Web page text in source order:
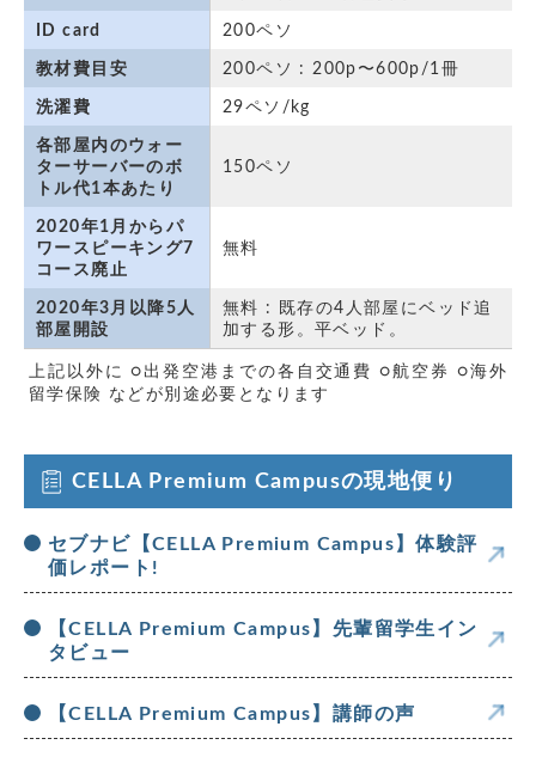
ID card 200ペソ
教材費目安 200ペソ : 200p〜600p/1冊
洗濯費 29ペソ/kg
各部屋内のウォー
ターサーバーのボ
トル代1本あたり
150ペソ
2020年1月からパ
ワースピーキング7
コース廃止
無料
2020年3月以降5人
部屋開設
無料 : 既存の4人部屋にベッド追
加する形。平ベッド。
上記以外に ○出発空港までの各自交通費 ○航空券 ○海外
留学保険 などが別途必要となります
CELLA Premium Campusの現地便り
セブナビ【CELLA Premium Campus】体験評
価レポート!
【CELLA Premium Campus】先輩留学生イン
タビュー
【CELLA Premium Campus】講師の声